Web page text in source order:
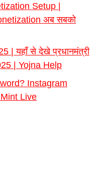
Setup |
अब सबको
| यहाँ से देखे प्रधानमंत्री
| Yojna Help
Instagram
Live